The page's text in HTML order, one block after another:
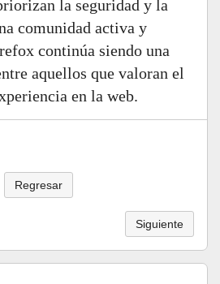
la seguridad y la
comunidad activa y
continúa siendo una
aquellos que valoran el
en la web.
Regresar
Siguiente